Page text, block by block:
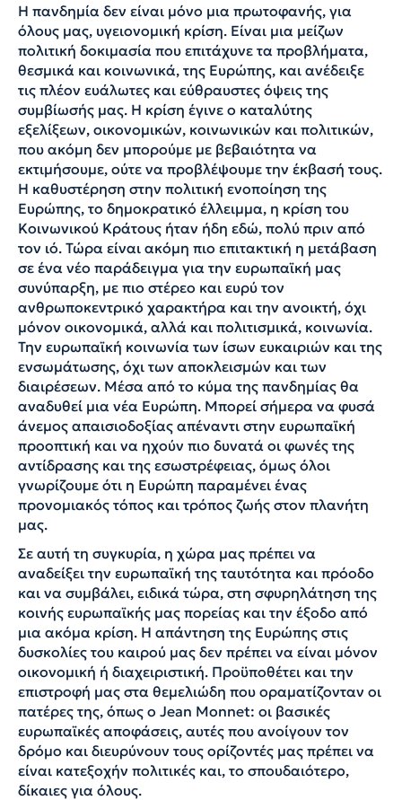
Η πανδημία δεν είναι μόνο μια πρωτοφανής, για
όλους μας, υγειονομική κρίση. Είναι μια μείζων
πολιτική δοκιμασία που επιτάχυνε τα προβλήματα,
θεσμικά και κοινωνικά, της Ευρώπης, και ανέδειξε
τις πλέον ευάλωτες και εύθραυστες όψεις της
συμβίωσής μας. Η κρίση έγινε ο καταλύτης
εξελίξεων, οικονομικών, κοινωνικών και πολιτικών,
που ακόμη δεν μπορούμε με βεβαιότητα να
εκτιμήσουμε, ούτε να προβλέψουμε την έκβασή τους.
Η καθυστέρηση στην πολιτική ενοποίηση της
Ευρώπης, το δημοκρατικό έλλειμμα, η κρίση του
Κοινωνικού Κράτους ήταν ήδη εδώ, πολύ πριν από
τον ιό. Τώρα είναι ακόμη πιο επιτακτική η μετάβαση
σε ένα νέο παράδειγμα για την ευρωπαϊκή μας
συνύπαρξη, με πιο στέρεο και ευρύ τον
ανθρωποκεντρικό χαρακτήρα και την ανοικτή, όχι
μόνον οικονομικά, αλλά και πολιτισμικά, κοινωνία.
Την ευρωπαϊκή κοινωνία των ίσων ευκαιριών και της
ενσωμάτωσης, όχι των αποκλεισμών και των
διαιρέσεων. Μέσα από το κύμα της πανδημίας θα
αναδυθεί μια νέα Ευρώπη. Μπορεί σήμερα να φυσά
άνεμος απαισιοδοξίας απέναντι στην ευρωπαϊκή
προοπτική και να ηχούν πιο δυνατά οι φωνές της
αντίδρασης και της εσωστρέφειας, όμως όλοι
γνωρίζουμε ότι η Ευρώπη παραμένει ένας
προνομιακός τόπος και τρόπος ζωής στον πλανήτη
μας.
Σε αυτή τη συγκυρία, η χώρα μας πρέπει να
αναδείξει την ευρωπαϊκή της ταυτότητα και πρόοδο
και να συμβάλει, ειδικά τώρα, στη σφυρηλάτηση της
κοινής ευρωπαϊκής μας πορείας και την έξοδο από
μια ακόμα κρίση. Η απάντηση της Ευρώπης στις
δυσκολίες του καιρού μας δεν πρέπει να είναι μόνον
οικονομική ή διαχειριστική. Προϋποθέτει και την
επιστροφή μας στα θεμελιώδη που οραματίζονταν οι
πατέρες της, όπως ο Jean Monnet: οι βασικές
ευρωπαϊκές αποφάσεις, αυτές που ανοίγουν τον
δρόμο και διευρύνουν τους ορίζοντές μας πρέπει να
είναι κατεξοχήν πολιτικές και, το σπουδαιότερο,
δίκαιες για όλους.